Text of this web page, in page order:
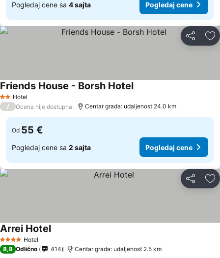
Pogledaj cene sa 4 sajta Pogledaj cene
Deli
2 Zvezdice
Hotel
Friends House - Borsh Hotel
/ Ocena nije dostupna Centar grada: udaljenost 24.0 km
Od 55 €
Pogledaj cene sa 2 sajta Pogledaj cene
Deli
4 ZvezdiceHotel
Arrei Hotel
8,8 Odlično 414 Centar grada: udaljenost 2.5 km